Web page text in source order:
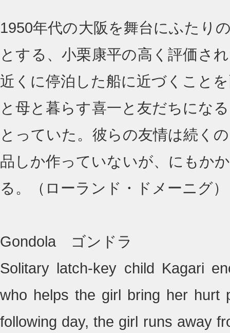
1950年代の大阪を舞台にふたり
とする、小栗康平の高く評価さ
近くに停泊した船に近づくこと
と母と暮らす喜一と友だちにな
とっていた。彼らの友情は続く
品しか作っていないが、にもか
る。（ローランド・ドメーニグ）
Gondola ゴンドラ
Solitary latch-key child Kagari
who helps the girl bring her
following day, the girl runs away